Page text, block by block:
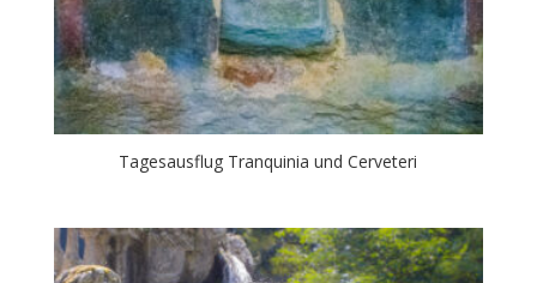
Tagesausflug Tranquinia und Cerveteri